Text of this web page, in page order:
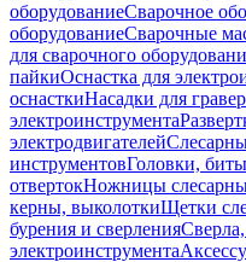
оборудованиеСварочное
оборудованиеСварочные
для сварочного
пайкиОснастка для
оснасткиНасадки для
электроинструмента
электродвигателей
инструментовГоловки, биты
отвертокНожницы
керны, выколоткиЩетки
бурения и сверления
электроинструмента